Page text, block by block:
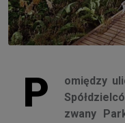
P
omiędzy
zwany